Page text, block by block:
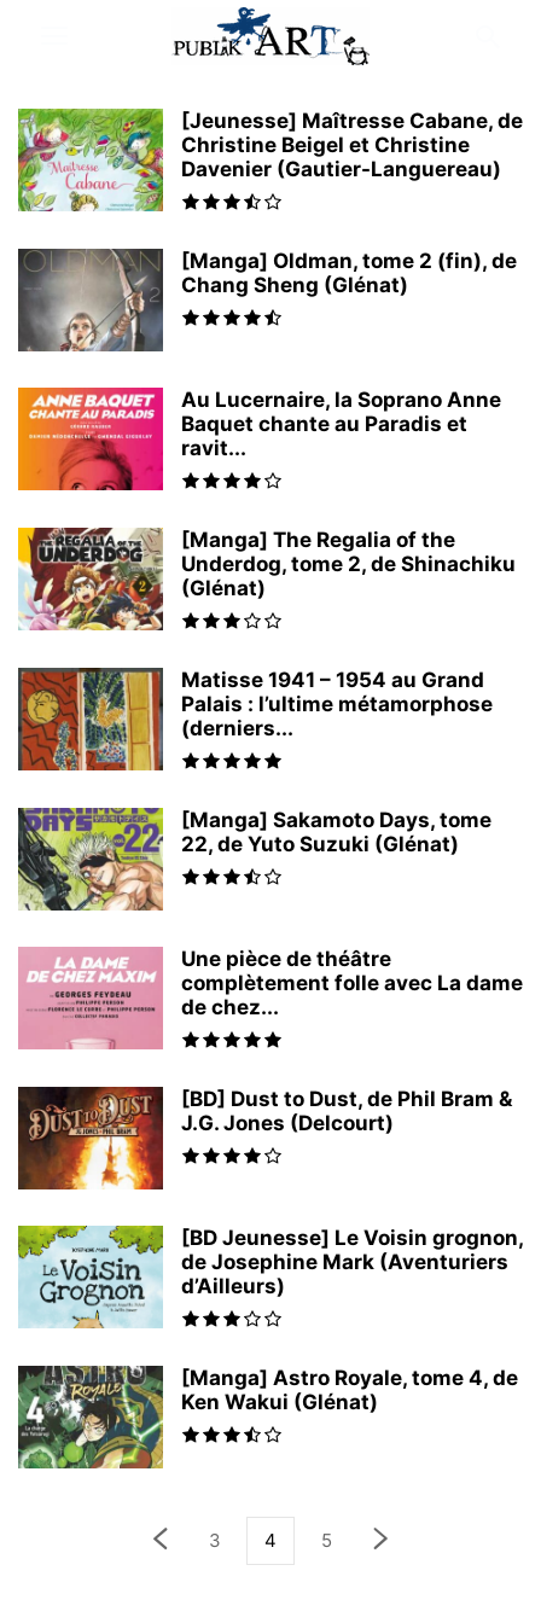
[Jeunesse] Maîtresse Cabane, de
Christine Beigel et Christine
Davenier (Gautier-Languereau)
[Manga] Oldman, tome 2 (fin), de
Chang Sheng (Glénat)
Au Lucernaire, la Soprano Anne
Baquet chante au Paradis et
ravit...
[Manga] The Regalia of the
Underdog, tome 2, de Shinachiku
(Glénat)
Matisse 1941 – 1954 au Grand
Palais : l’ultime métamorphose
(derniers...
[Manga] Sakamoto Days, tome
22, de Yuto Suzuki (Glénat)
Une pièce de théâtre
complètement folle avec La dame
de chez...
[BD] Dust to Dust, de Phil Bram &
J.G. Jones (Delcourt)
[BD Jeunesse] Le Voisin grognon,
de Josephine Mark (Aventuriers
d’Ailleurs)
[Manga] Astro Royale, tome 4, de
Ken Wakui (Glénat)
3 4 5